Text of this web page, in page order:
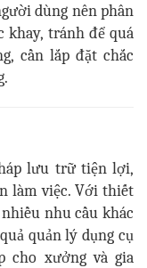
dùng nên phân
khay, tránh để quá
cần lắp đặt chắc
lưu trữ tiện lợi,
làm việc. Với thiết
nhu cầu khác
quản lý dụng cụ
cho xưởng và gia